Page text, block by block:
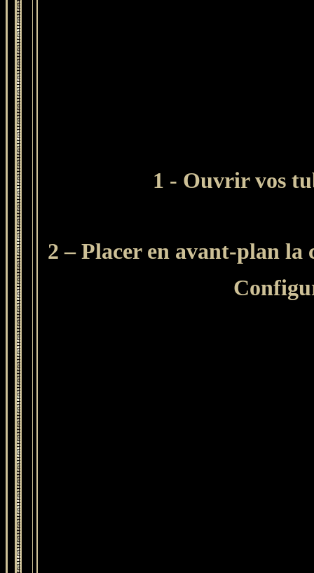
1 - Ouvrir vos
2 – Placer en avant-plan la